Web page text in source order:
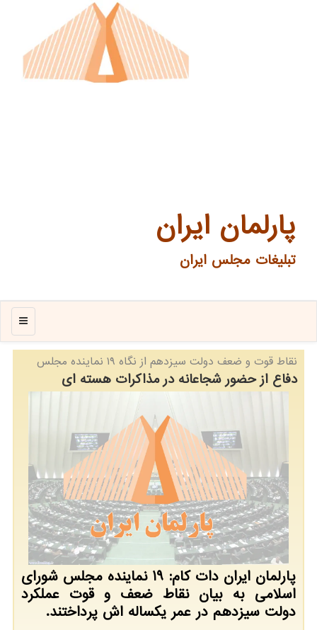
پارلمان ایران
تبلیغات مجلس ایران
منو
نقاط قوت و ضعف دولت سیزدهم از نگاه ۱۹ نماینده مجلس
دفاع از حضور شجاعانه در مذاکرات هسته ای
پارلمان ایران دات کام: 19 نماینده مجلس شورای
اسلامی به بیان نقاط ضعف و قوت عملکرد
دولت سیزدهم در عمر یکساله اش پرداختند.